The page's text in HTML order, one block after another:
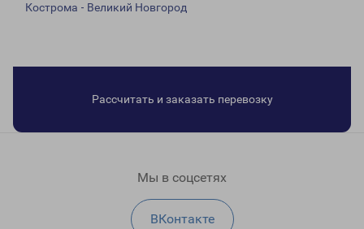
Кострома - Великий Новгород
Рассчитать и заказать перевозку
Мы в соцсетях
ВКонтакте